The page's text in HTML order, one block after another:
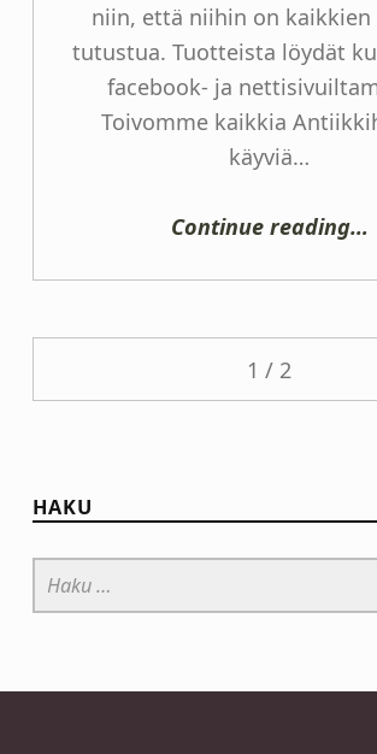
niin, että niihin on kaikkien
tutustua. Tuotteista löydät
facebook- ja
Toivomme kaikkia
käyviä…
Continue reading…
HAKU
Haku: